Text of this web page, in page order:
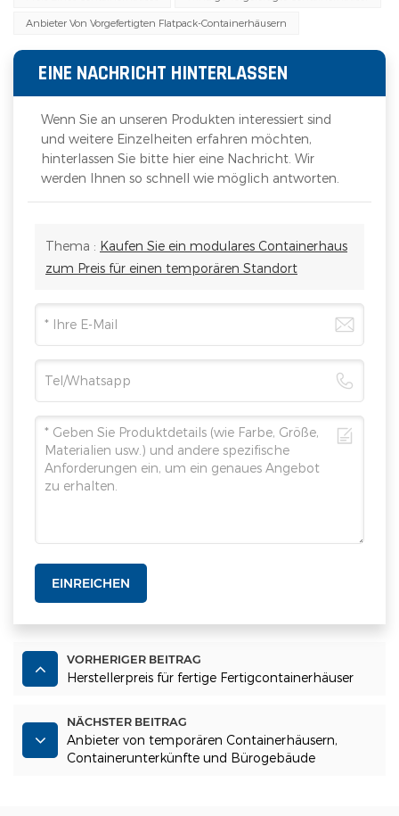
Anbieter Von Vorgefertigten Flatpack-Containerhäusern
EINE NACHRICHT HINTERLASSEN
Wenn Sie an unseren Produkten interessiert sind
und weitere Einzelheiten erfahren möchten,
hinterlassen Sie bitte hier eine Nachricht. Wir
werden Ihnen so schnell wie möglich antworten.
Thema : Kaufen Sie ein modulares Containerhaus
zum Preis für einen temporären Standort
EINREICHEN
VORHERIGER BEITRAG
Herstellerpreis für fertige Fertigcontainerhäuser
NÄCHSTER BEITRAG
Anbieter von temporären Containerhäusern,
Containerunterkünfte und Bürogebäude